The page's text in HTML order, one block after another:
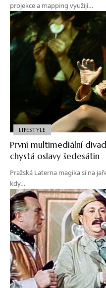
projekce a mapping využijí…
LIFESTYLE
První multimediální
chystá oslavy šedesátin
Pražská Laterna magika si na
kdy…